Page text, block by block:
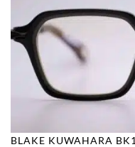
BLAKE KUWAHARA